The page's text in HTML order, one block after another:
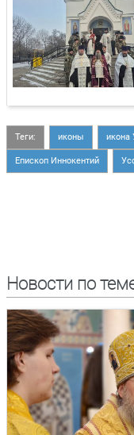
Теги: иконы икона
Епископ Иннокентий
Новости по